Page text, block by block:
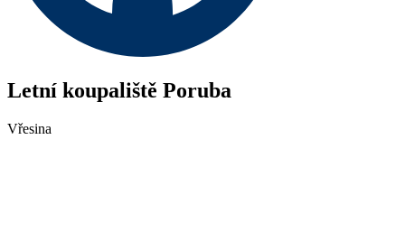
Letní koupaliště Poruba
Vřesina